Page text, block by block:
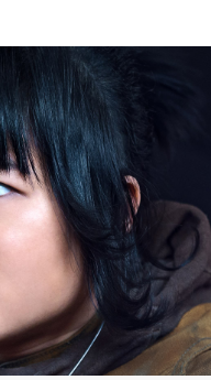
cấp ngày 24.3.2020
Thanh Niên. Cấm sao
sự chấp thuận bằng văn